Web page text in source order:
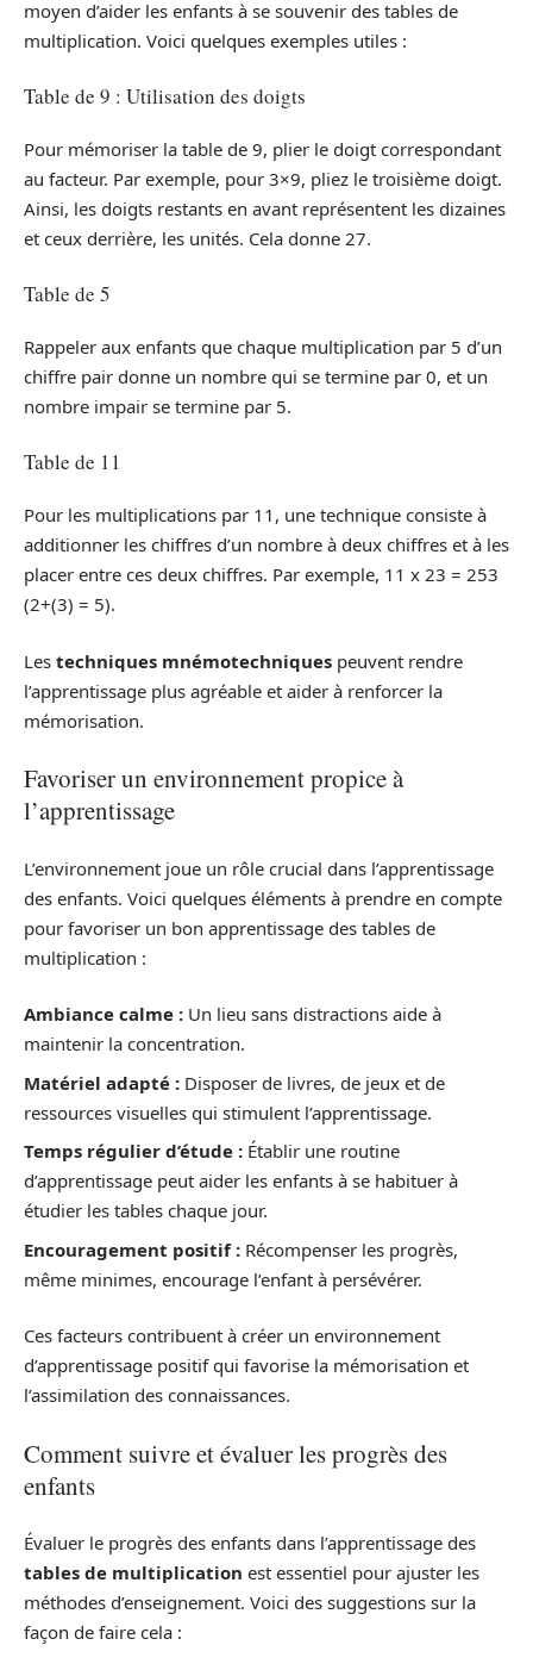
moyen d’aider les enfants à se souvenir des tables de
multiplication. Voici quelques exemples utiles :
Table de 9 : Utilisation des doigts
Pour mémoriser la table de 9, plier le doigt correspondant
au facteur. Par exemple, pour 3×9, pliez le troisième doigt.
Ainsi, les doigts restants en avant représentent les dizaines
et ceux derrière, les unités. Cela donne 27.
Table de 5
Rappeler aux enfants que chaque multiplication par 5 d’un
chiffre pair donne un nombre qui se termine par 0, et un
nombre impair se termine par 5.
Table de 11
Pour les multiplications par 11, une technique consiste à
additionner les chiffres d’un nombre à deux chiffres et à les
placer entre ces deux chiffres. Par exemple, 11 x 23 = 253
(2+(3) = 5).
Les techniques mnémotechniques peuvent rendre
l’apprentissage plus agréable et aider à renforcer la
mémorisation.
Favoriser un environnement propice à
l’apprentissage
L’environnement joue un rôle crucial dans l’apprentissage
des enfants. Voici quelques éléments à prendre en compte
pour favoriser un bon apprentissage des tables de
multiplication :
Ambiance calme : Un lieu sans distractions aide à
maintenir la concentration.
Matériel adapté : Disposer de livres, de jeux et de
ressources visuelles qui stimulent l’apprentissage.
Temps régulier d’étude : Établir une routine
d’apprentissage peut aider les enfants à se habituer à
étudier les tables chaque jour.
Encouragement positif : Récompenser les progrès,
même minimes, encourage l’enfant à persévérer.
Ces facteurs contribuent à créer un environnement
d’apprentissage positif qui favorise la mémorisation et
l’assimilation des connaissances.
Comment suivre et évaluer les progrès des
enfants
Évaluer le progrès des enfants dans l’apprentissage des
tables de multiplication est essentiel pour ajuster les
méthodes d’enseignement. Voici des suggestions sur la
façon de faire cela :